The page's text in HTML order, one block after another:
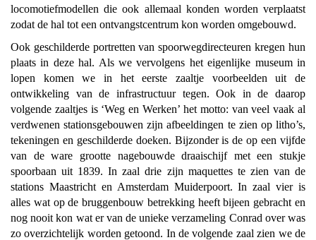
locomotiefmodellen die ook allemaal konden worden verplaatst
zodat de hal tot een ontvangstcentrum kon worden omgebouwd.
Ook geschilderde portretten van spoorwegdirecteuren kregen hun
plaats in deze hal. Als we vervolgens het eigenlijke museum in
lopen komen we in het eerste zaaltje voorbeelden uit de
ontwikkeling van de infrastructuur tegen. Ook in de daarop
volgende zaaltjes is ‘Weg en Werken’ het motto: van veel vaak al
verdwenen stationsgebouwen zijn afbeeldingen te zien op litho’s,
tekeningen en geschilderde doeken. Bijzonder is de op een vijfde
van de ware grootte nagebouwde draaischijf met een stukje
spoorbaan uit 1839. In zaal drie zijn maquettes te zien van de
stations Maastricht en Amsterdam Muiderpoort. In zaal vier is
alles wat op de bruggenbouw betrekking heeft bijeen gebracht en
nog nooit kon wat er van de unieke verzameling Conrad over was
zo overzichtelijk worden getoond. In de volgende zaal zien we de